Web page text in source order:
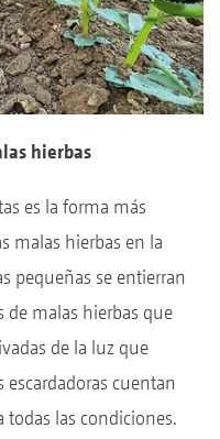
hierbas
es la forma más
malas hierbas en la
pequeñas se entierran
de malas hierbas que
de la luz que
escardadoras cuentan
todas las condiciones.